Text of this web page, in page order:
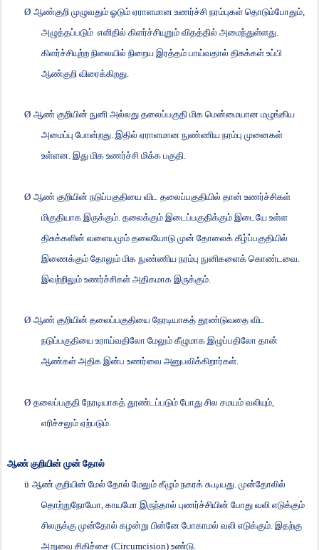
Ø ஆண்குறி முழுவதும் ஓடும் ஏராளமான உணர்ச்சி நரம்புகள் தொடும்போதும்,
அழுத்தப்படும் எளிதில் கிளர்ச்சியுறும் விதத்தில் அமைந்துள்ளது.
கிளர்ச்சியுற்ற நிலையில் நிறைய இரத்தம் பாய்வதால் திசுக்கள் உப்பி
ஆண்குறி விரைக்கிறது.
Ø ஆண் குறியின் நுனி அல்லது தலைப்பகுதி மிக மென்மையான மழுங்கிய
அமைப்பு போன்றது. இதில் ஏராளமான நுண்ணிய நரம்பு முனைகள்
உள்ளன. இது மிக உணர்ச்சி மிக்க பகுதி.
Ø ஆண் குறியின் நடுப்பகுதியை விட தலைப்பகுதியில் தான் உணர்ச்சிகள்
மிகுதியாக இருக்கும். தலைக்கும் இடைப்பகுதிக்கும் இடையே உள்ள
திசுக்களின் வளையமும் தலையோடு முன் தோலைக் கீழ்ப்பகுதியில்
இணைக்கும் தோலும் மிக நுண்ணிய நரம்பு நுனிகளைக் கொண்டவை.
இவற்றிலும் உணர்ச்சிகள் அதிகமாக இருக்கும்.
Ø ஆண் குறியின் தலைப்பகுதியை நேரடியாகத் தூண்டுவதை விட
நடுப்பகுதியை உராய்வதிலோ மேலும் கீழுமாக இழுப்பதிலோ தான்
ஆண்கள் அதிக இன்ப உணர்வை அனுபவிக்கிறார்கள்.
Ø தலைப்பகுதி நேரடியாகத் தூண்டப்படும் போது சில சமயம் வலியும்,
எரிச்சலும் ஏற்படும்.
ஆண் குறியின் முன் தோல்
ü ஆண் குறியின் மேல் தோல் மேலும் கீழும் நகரக் கூடியது. முன்தோலில்
தொற்றுநோயோ, காயமோ இருந்தால் புணர்ச்சியின் போது வலி எடுக்கும்
சிலருக்கு முன்தோல் கழன்று பின்னே போகாமல் வலி எடுக்கும். இதற்கு
அறுவை சிகிச்சை (Circumcision) உண்டு.